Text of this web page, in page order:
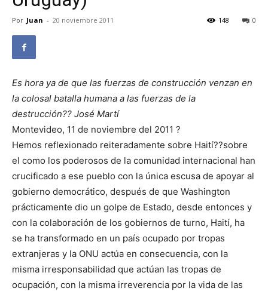
Por Juan - 20 noviembre 2011 0
148
Es hora ya de que las fuerzas de construcción venzan en
la colosal batalla humana a las fuerzas de la
destrucción?? José Martí
Montevideo, 11 de noviembre del 2011 ?
Hemos reflexionado reiteradamente sobre Haití??sobre
el como los poderosos de la comunidad internacional han
crucificado a ese pueblo con la única escusa de apoyar al
gobierno democrático, después de que Washington
prácticamente dio un golpe de Estado, desde entonces y
con la colaboración de los gobiernos de turno, Haití, ha
se ha transformado en un país ocupado por tropas
extranjeras y la ONU actúa en consecuencia, con la
misma irresponsabilidad que actúan las tropas de
ocupación, con la misma irreverencia por la vida de las